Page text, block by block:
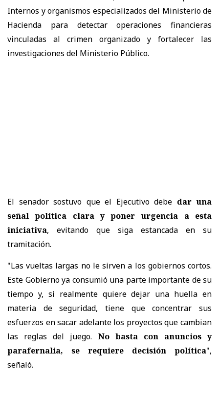
Internos y organismos especializados del Ministerio de
Hacienda para detectar operaciones financieras
vinculadas al crimen organizado y fortalecer las
investigaciones del Ministerio Público.
El senador sostuvo que el Ejecutivo debe dar una
señal política clara y poner urgencia a esta
iniciativa, evitando que siga estancada en su
tramitación.
"Las vueltas largas no le sirven a los gobiernos cortos.
Este Gobierno ya consumió una parte importante de su
tiempo y, si realmente quiere dejar una huella en
materia de seguridad, tiene que concentrar sus
esfuerzos en sacar adelante los proyectos que cambian
las reglas del juego. No basta con anuncios y
parafernalia, se requiere decisión política",
señaló.